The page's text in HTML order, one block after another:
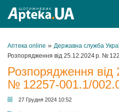
Аптека online » Державна служба
Розпорядження від 25.12.2024 р. №
Розпорядження від
№ 12257-001.1/
27 Грудня 2024 10:52